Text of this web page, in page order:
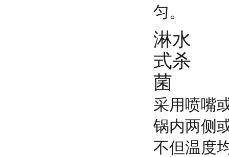
匀。
淋水
式杀
菌
采用喷嘴
锅内两侧
不但温度